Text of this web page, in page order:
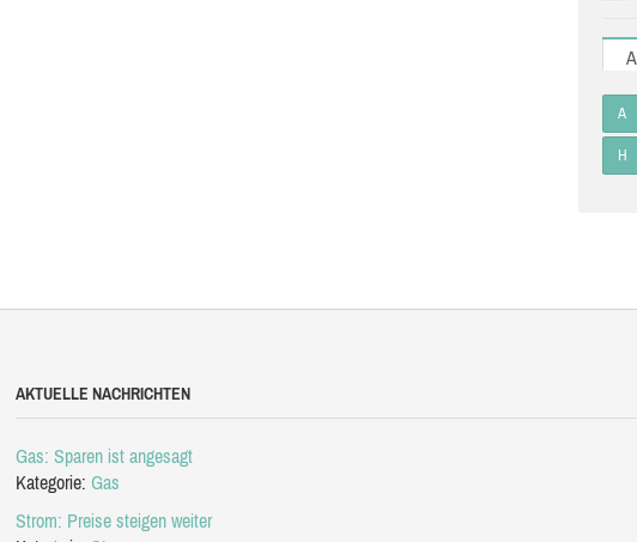
A
H
AKTUELLE NACHRICHTEN
Gas: Sparen ist angesagt
Kategorie: Gas
Strom: Preise steigen weiter